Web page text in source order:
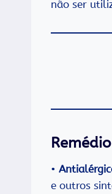
não ser
•
e outros